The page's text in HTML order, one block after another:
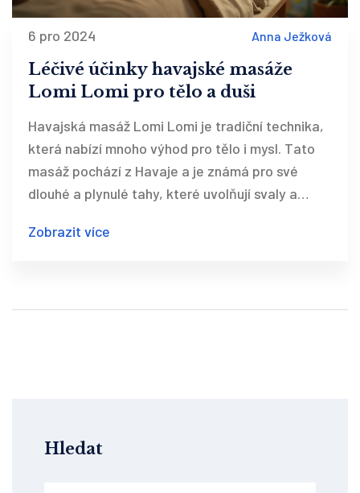
6 pro 2024 Anna Ježková
Léčivé účinky havajské masáže
Lomi Lomi pro tělo a duši
Havajská masáž Lomi Lomi je tradiční technika,
která nabízí mnoho výhod pro tělo i mysl. Tato
masáž pochází z Havaje a je známá pro své
dlouhé a plynulé tahy, které uvolňují svaly a
pracuje nejen s fyzickým tělem, ale také s
harmonii mezi tělem a duševním klidem a nabízí
Zobrazit více
Hledat